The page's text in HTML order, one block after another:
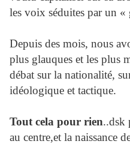
les voix séduites par un
Depuis des mois, nous
plus glauques et les plus
débat sur la nationalité,
idéologique et tactique.
Tout cela pour rien..dsk
au centre,et la naissance